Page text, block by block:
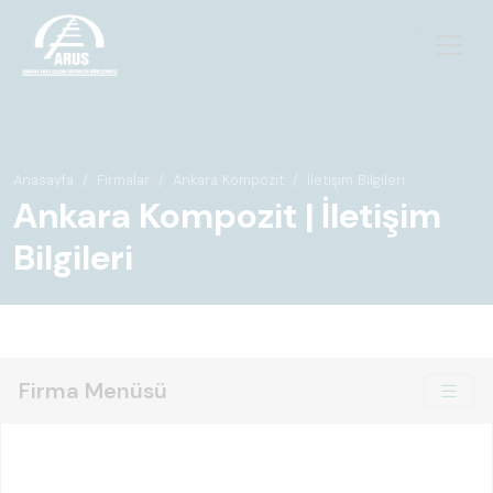
Anasayfa Firmalar Ankara Kompozit İletişim Bilgileri
Ankara Kompozit | İletişim
Bilgileri
Firma Menüsü